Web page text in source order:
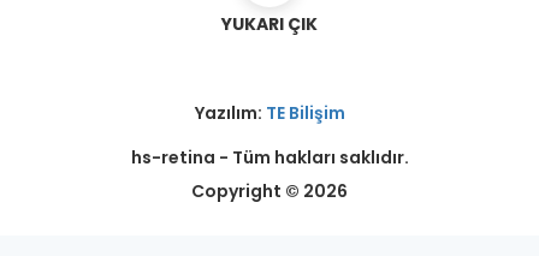
YUKARI ÇIK
Yazılım: TE Bilişim
hs-retina - Tüm hakları saklıdır.
Copyright © 2026